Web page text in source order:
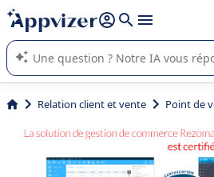
répondre (plusieurs lignes avec
L'IA de Appvizer vous guide dans
logiciel SaaS en entreprise.
Relation client et vente Point de